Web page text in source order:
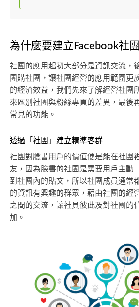
為什麼要建立Facebook社
社團的應用起初大部分是資訊交流，
團購社團，讓社團經營的應用範圍更
的經濟效益，我們先來了解經營社團
來區別社團與粉絲專頁的差異，最後
常見的功能。
透過「社團」建立精準客群
社團對臉書用戶的價值便是能在社團
友，因為臉書的社團是需要用戶主動
到社團內的貼文，所以社團成員通常
的資訊有興趣的群眾，藉由社團的經
之間的交流，讓社員彼此及對社團的
加。